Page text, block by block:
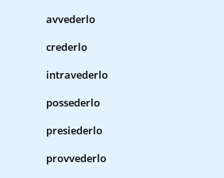
avvederlo
crederlo
intravederlo
possederlo
presiederlo
provvederlo